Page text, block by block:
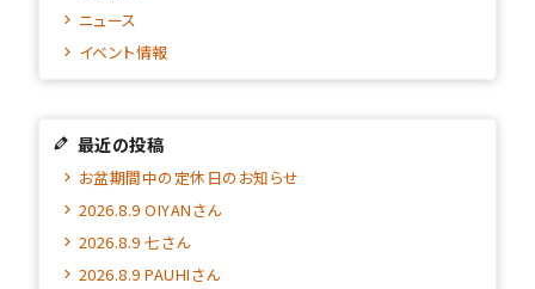
ニュース
イベント情報
最近の投稿
お盆期間中の定休日のお知らせ
2026.8.9 OIYANさん
2026.8.9 七さん
2026.8.9 PAUHIさん